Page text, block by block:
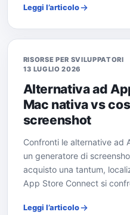
Leggi l’articolo
RISORSE PER SVILUPPATORI
13 LUGLIO 2026
Alternativa ad
Mac nativa vs
screenshot
Confronti le alternative ad
un generatore di
acquisto una tantum,
App Store Connect si
Leggi l’articolo